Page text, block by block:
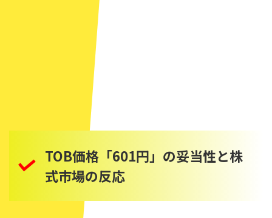
TOB価格「601円」の妥当性と株
式市場の反応